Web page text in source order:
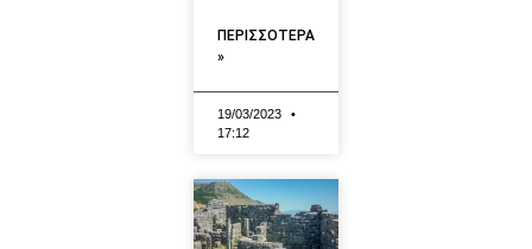
ΠΕΡΙΣΣΟΤΕΡΑ
»
19/03/2023
17:12